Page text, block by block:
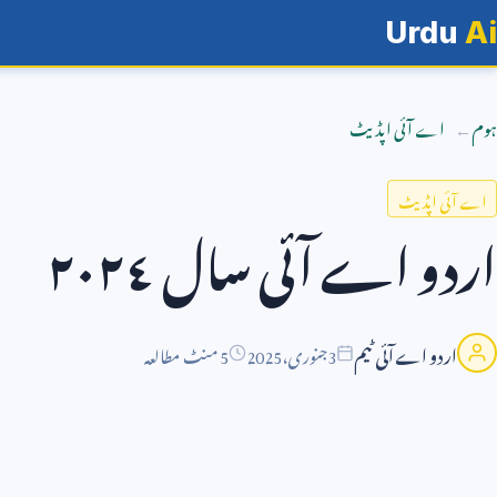
Urdu Ai
ہوم اے آئی اپڈیٹ
اے آئی اپڈیٹ
اردو اے آئی سال ٢٠٢٤
اردو اے آئی ٹیم 3جنوری،2025 5 منٹ مطالعہ